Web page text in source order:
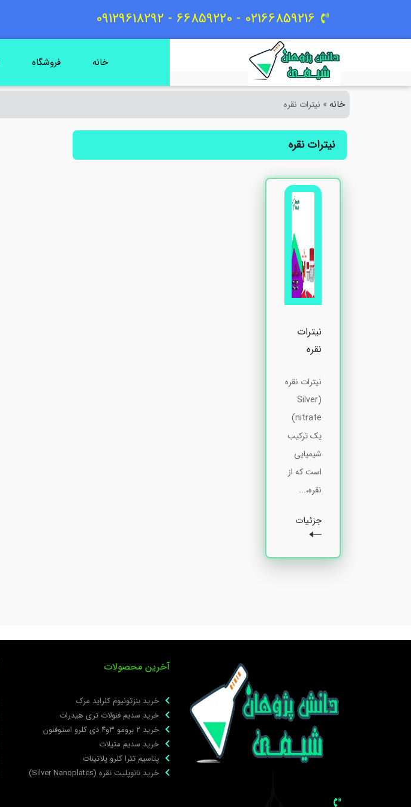
02166859216 - 66859220 - 09129618292
خانه فروشگاه
خانه » نیترات نقره
نیترات نقره
نیترات
نقره
نیترات نقره
(Silver
nitrate)
یک ترکیب
شیمیایی
است که از
نقره،...
جزئیات
آخرین محصولات
خرید بنزتونیوم کلراید مرک
خرید سدیم فنولات تری هیدرات
خرید ۲ برومو ۳و۴ دی‌ کلرو استوفنون
خرید سدیم متیلات
پتاسیم تترا کلرو پلاتینات
خرید نانوپلیت نقره (Silver Nanoplates)